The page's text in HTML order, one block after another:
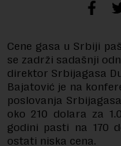
Cene gasa u Srbiji
se zadrži sadašnji
direktor Srbijagasa
Bajatović je na
poslovanja
oko 210 dolara za
godini pasti na 170
ostati niska cena.